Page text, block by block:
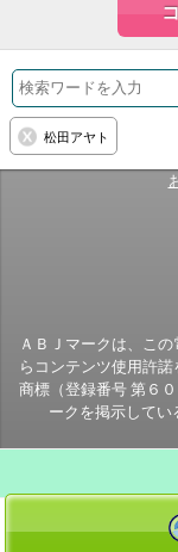
松田アヤト
ＡＢＪマークは、こ
らコンテンツ使用許
商標（登録番号 第６
ークを掲示して